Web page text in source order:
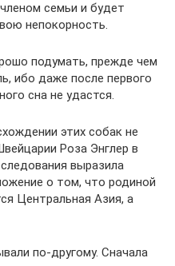
семьи и будет
непокорность.
подумать, прежде чем
ибо даже после первого
сна не удастся.
этих собак не
Роза Энглер в
выразила
о том, что родиной
Центральная Азия, а
по-другому. Сначала